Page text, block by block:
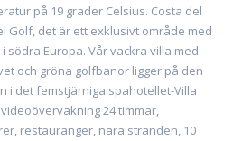
på 19 grader Celsius. Costa del
Golf, det är ett exklusivt område med
södra Europa. Vår vackra villa med
och gröna golfbanor ligger på den
i det femstjärniga spahotellet-Villa
24 timmar,
restauranger, nära stranden, 10